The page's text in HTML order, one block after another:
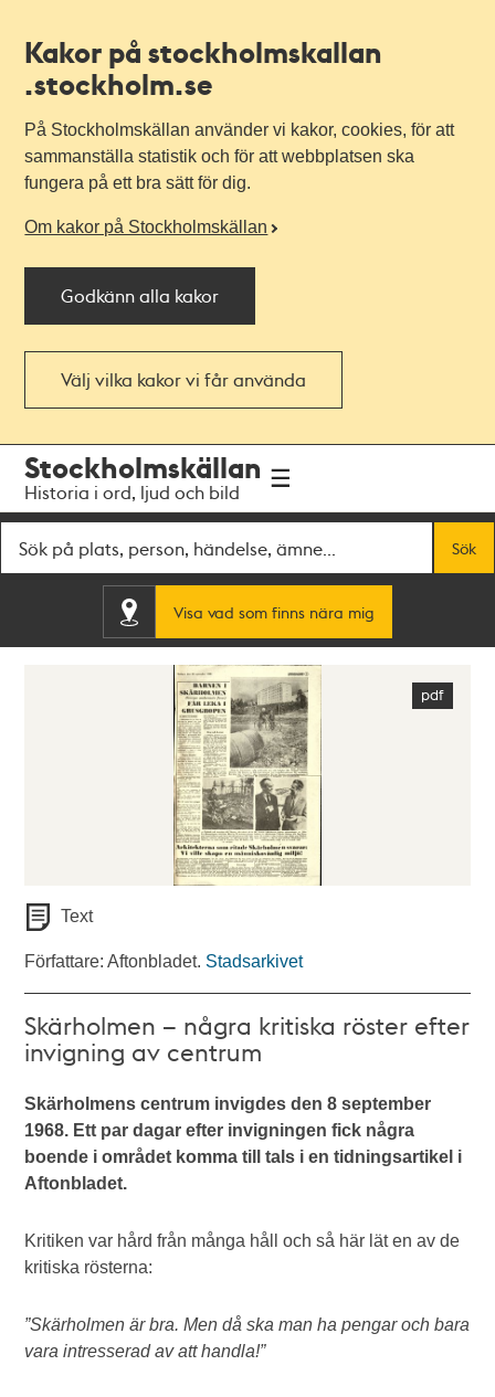
Kakor på stockholmskallan
.stockholm.se
På Stockholmskällan använder vi kakor, cookies, för att
sammanställa statistik och för att webbplatsen ska
fungera på ett bra sätt för dig.
Om kakor på Stockholmskällan
Godkänn alla kakor
Välj vilka kakor vi får använda
navigationen
huvudinnehållet
Stockholmskällan
Historia i ord, ljud och bild
Sök
Visa vad som finns nära mig
Text
Författare: Aftonbladet. Stadsarkivet
Skärholmen – några kritiska röster efter
invigning av centrum
Skärholmens centrum invigdes den 8 september
1968. Ett par dagar efter invigningen fick några
boende i området komma till tals i en tidningsartikel i
Aftonbladet.
Kritiken var hård från många håll och så här lät en av de
kritiska rösterna:
”Skärholmen är bra. Men då ska man ha pengar och bara
vara intresserad av att handla!”